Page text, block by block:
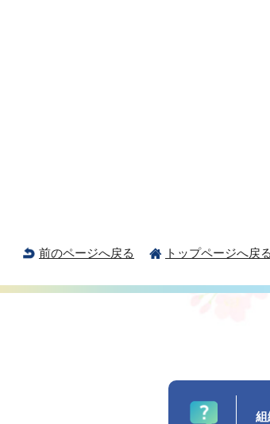
前のページへ戻る トップページへ戻る
組